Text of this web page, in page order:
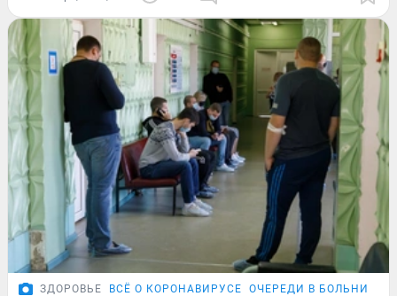
ЗДОРОВЬЕ ВСЁ О КОРОНАВИРУСЕ ОЧЕРЕДИ В БОЛЬНИЦАХ